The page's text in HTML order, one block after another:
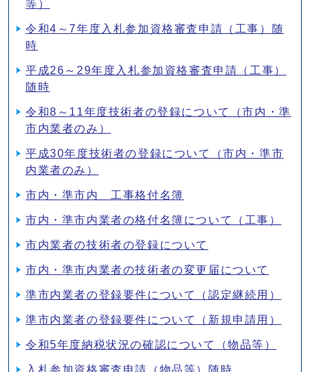
等）
令和4～7年度入札参加資格審査申請（工事）随
時
平成26～29年度入札参加資格審査申請（工事）
随時
令和8～11年度技術者の登録について（市内・準
市内業者のみ）
平成30年度技術者の登録について（市内・準市
内業者のみ）
市内・準市内 工事格付名簿
市内・準市内業者の格付名簿について（工事）
市内業者の技術者の登録について
市内・準市内業者の技術者の変更届について
準市内業者の登録要件について（認定継続用）
準市内業者の登録要件について（新規申請用）
令和5年度納税状況の確認について（物品等）
入札参加資格審査申請（物品等）随時